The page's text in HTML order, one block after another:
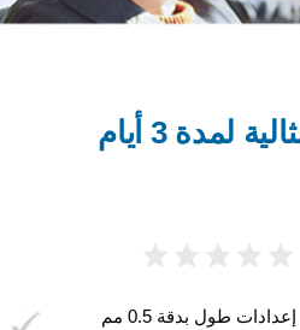
احصل على لحية مثالية لمدة 3 أيام
إعدادات طول بدقة 0.5 مم